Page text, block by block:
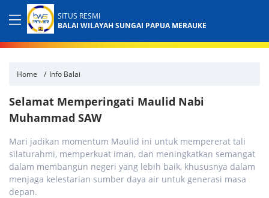
SITUS RESMI
BALAI WILAYAH SUNGAI PAPUA MERAUKE
Home Info Balai
Selamat Memperingati Maulid Nabi
Muhammad SAW
Mari jadikan momentum Maulid ini untuk mempererat tali
silaturahmi, memperkuat iman, dan meningkatkan semangat
dalam membangun negeri yang lebih baik, khususnya dalam
menjaga kelestarian sumber daya air untuk generasi masa
depan.